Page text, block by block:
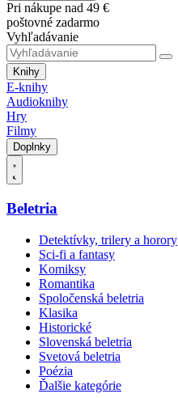
Pri nákupe nad 49 €
poštovné zadarmo
Vyhľadávanie
Knihy
E-knihy
Audioknihy
Hry
Filmy
Doplnky
Beletria
Detektívky, trilery a horory
Sci-fi a fantasy
Komiksy
Romantika
Spoločenská beletria
Klasika
Historické
Slovenská beletria
Svetová beletria
Poézia
Ďalšie kategórie